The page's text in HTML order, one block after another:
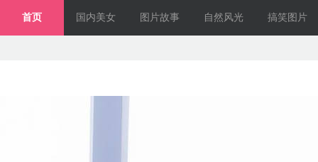
首页 国内美女 图片故事 自然风光 搞笑图片